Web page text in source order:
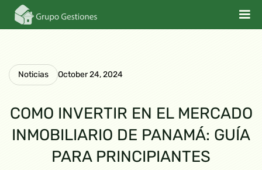
Noticias October 24, 2024
COMO INVERTIR EN EL MERCADO
INMOBILIARIO DE PANAMÁ: GUÍA
PARA PRINCIPIANTES